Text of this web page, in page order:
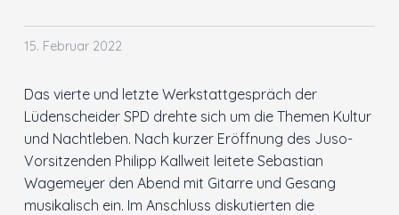
Gordan Dudas MdL
Wahlprogramm
Kooperationsvertrag
Innenstadt
15. Februar 2022
Das vierte und letzte Werkstattgespräch der
Lüdenscheider SPD drehte sich um die Themen Kultur
und Nachtleben. Nach kurzer Eröffnung des Juso-
Vorsitzenden Philipp Kallweit leitete Sebastian
Wagemeyer den Abend mit Gitarre und Gesang
musikalisch ein. Im Anschluss diskutierten die